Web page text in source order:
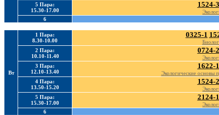
5 Пара:
15.30-17.00
1524-3
6
Вт
1 Пара:
8.30-10.00
0325-1
2 Пара:
10.10-11.40
0724-2
3 Пара:
12.10-13.40
1622-1
Экологические основы
4 Пара:
13.50-15.20
1524-2
5 Пара:
15.30-17.00
2124-1
6